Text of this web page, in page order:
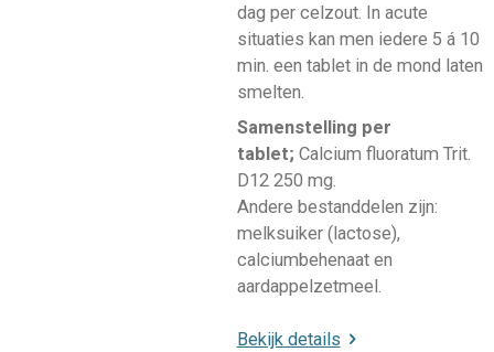
dag per celzout. In acute
situaties kan men iedere 5 á 10
min. een tablet in de mond laten
smelten.
Samenstelling per
tablet; Calcium fluoratum Trit.
D12 250 mg.
Andere bestanddelen zijn:
melksuiker (lactose),
calciumbehenaat en
aardappelzetmeel.
Bekijk details